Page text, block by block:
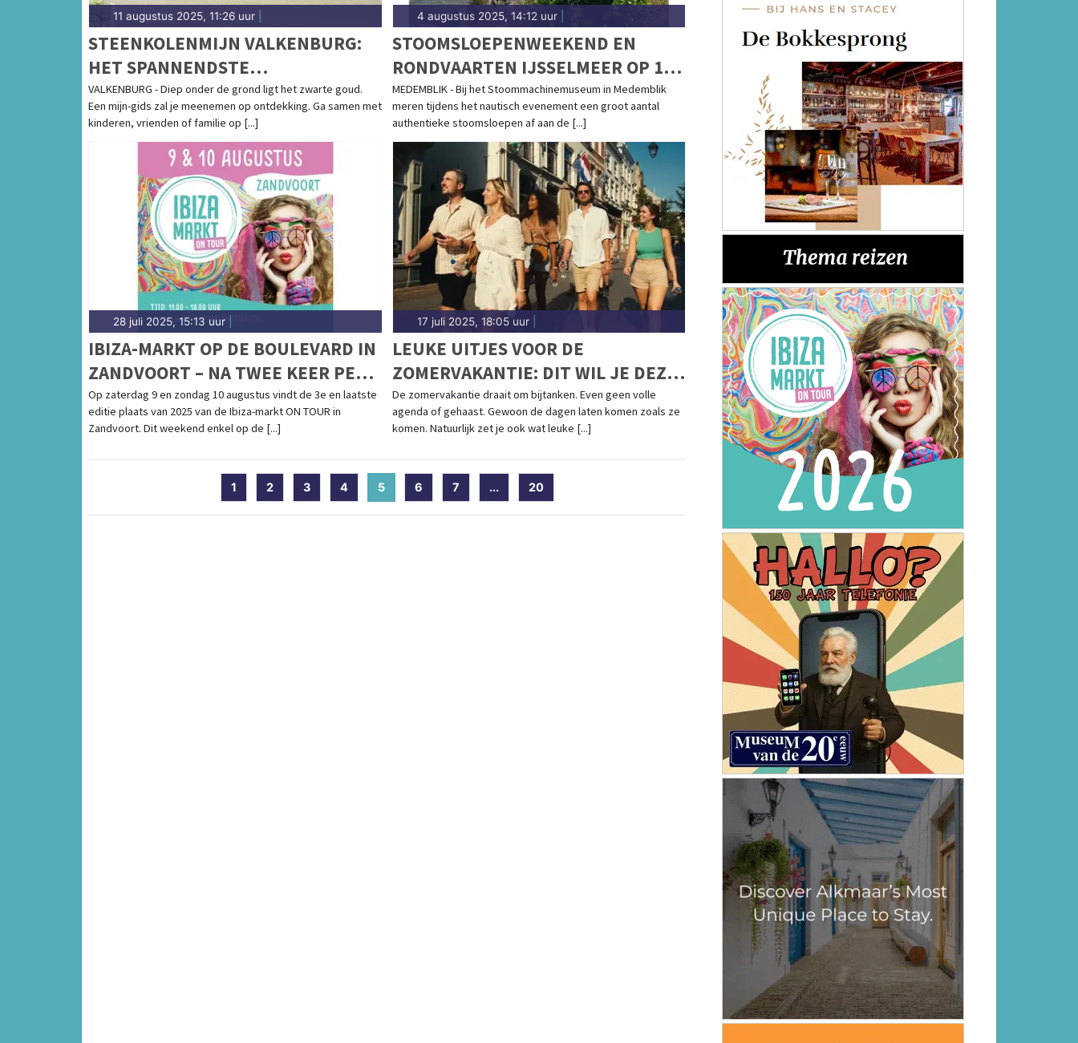
11 augustus 2025, 11:26 uur
STEENKOLENMIJN VALKENBURG:
HET SPANNENDSTE
ONDERGRONDSE DAGJE UIT IN
VALKENBURG
VALKENBURG - Diep onder de grond ligt het zwarte goud.
Een mijn-gids zal je meenemen op ontdekking. Ga samen met
kinderen, vrienden of familie op [...]
4 augustus 2025, 14:12 uur|
STOOMSLOEPENWEEKEND EN
RONDVAARTEN IJSSELMEER OP 16
& 17 AUGUSTUS
MEDEMBLIK - Bij het Stoommachinemuseum in Medemblik
meren tijdens het nautisch evenement een groot aantal
authentieke stoomsloepen af aan de [...]
28 juli 2025, 15:13 uur
IBIZA-MARKT OP DE BOULEVARD IN
ZANDVOORT – NA TWEE KEER PECH
DOOR HET WEER GAAN WE VOOR
EEN LAATSTE MOOI WEEKEND!
Op zaterdag 9 en zondag 10 augustus vindt de 3e en laatste
editie plaats van 2025 van de Ibiza-markt ON TOUR in
Zandvoort. Dit weekend enkel op de [...]
17 juli 2025, 18:05 uur|
LEUKE UITJES VOOR DE
ZOMERVAKANTIE: DIT WIL JE DEZE
ZOMER DOEN
De zomervakantie draait om bijtanken. Even geen volle
agenda of gehaast. Gewoon de dagen laten komen zoals ze
komen. Natuurlijk zet je ook wat leuke [...]
1 2 3 4 5(current)
6 7 ... 20